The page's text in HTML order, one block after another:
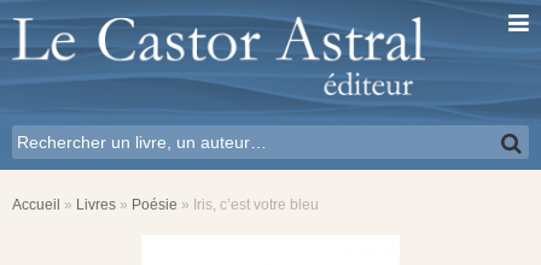
Accueil » Livres » Poésie » Iris, c’est votre bleu